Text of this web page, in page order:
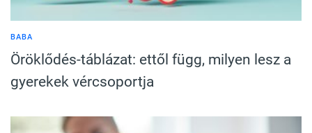
BABA
Öröklődés-táblázat: ettől függ, milyen lesz a
gyerekek vércsoportja